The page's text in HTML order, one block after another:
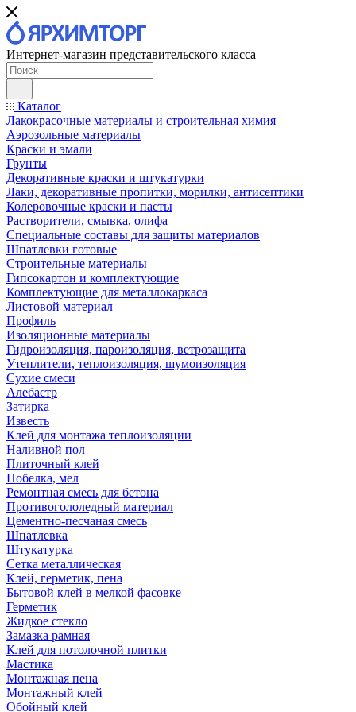
Интернет-магазин представительского класса
Каталог
Лакокрасочные материалы и строительная химия
Аэрозольные материалы
Краски и эмали
Грунты
Декоративные краски и штукатурки
Лаки, декоративные пропитки, морилки, антисептики
Колеровочные краски и пасты
Растворители, смывка, олифа
Специальные составы для защиты материалов
Шпатлевки готовые
Строительные материалы
Гипсокартон и комплектующие
Комплектующие для металлокаркаса
Листовой материал
Профиль
Изоляционные материалы
Гидроизоляция, пароизоляция, ветрозащита
Утеплители, теплоизоляция, шумоизоляция
Сухие смеси
Алебастр
Затирка
Известь
Клей для монтажа теплоизоляции
Наливной пол
Плиточный клей
Побелка, мел
Ремонтная смесь для бетона
Противогололедный материал
Цементно-песчаная смесь
Шпатлевка
Штукатурка
Сетка металлическая
Клей, герметик, пена
Бытовой клей в мелкой фасовке
Герметик
Жидкое стекло
Замазка рамная
Клей для потолочной плитки
Мастика
Монтажная пена
Монтажный клей
Обойный клей